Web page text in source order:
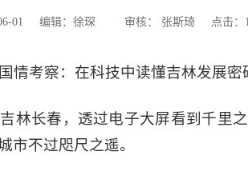
01 编辑：徐琛 审核： 张斯琦 点击：
情考察：在科技中读懂吉林发展密
林长春，透过电子大屏看到千里
市不过咫尺之遥。